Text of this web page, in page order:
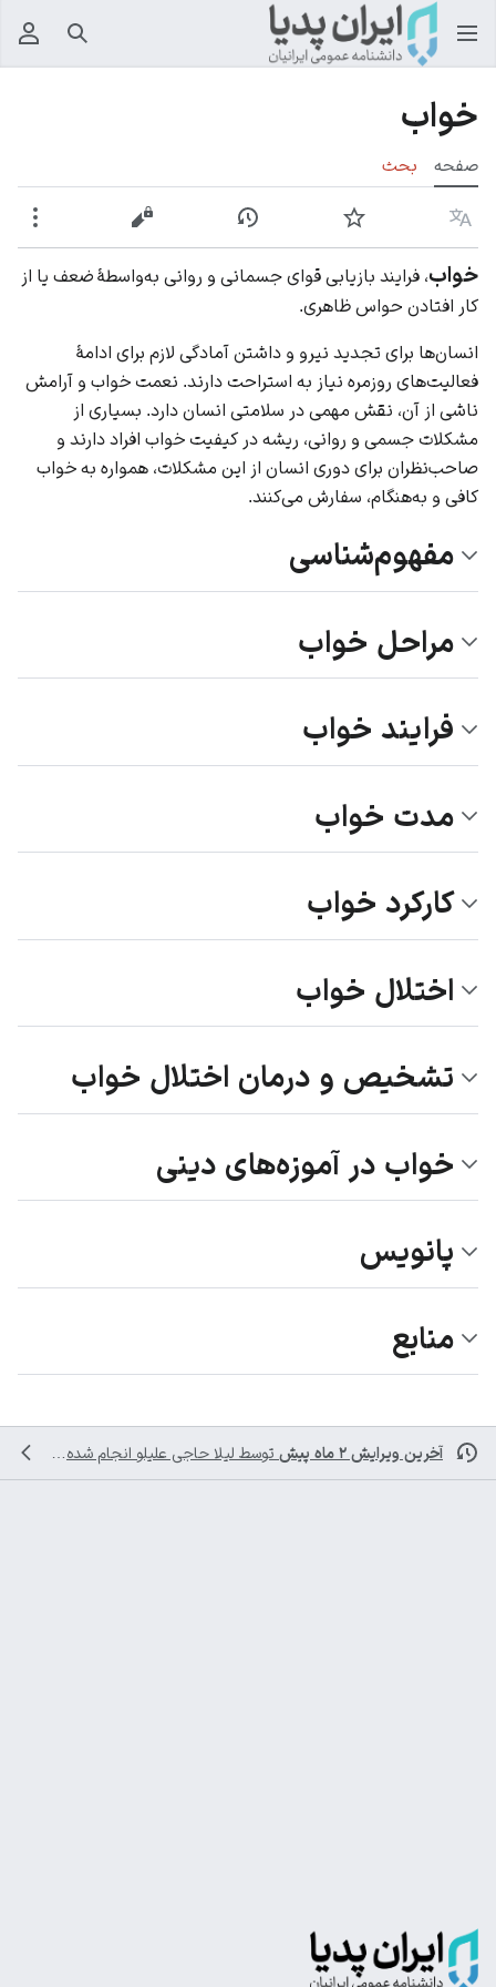
جستجو
خواب
صفحه بحث
زبان پیگیری نمایش تاریخچهنمایش مبدأ
خواب، فرایند بازیابی قوای جسمانی و روانی به‌واسطهٔ ضعف یا از
کار افتادن حواس ظاهری.
انسان‌ها برای تجدید نیرو و داشتن آمادگی لازم برای ادامهٔ
فعالیت‌های روزمره نیاز به استراحت دارند. نعمت خواب و آرامش
ناشی از آن، نقش مهمی در سلامتی انسان دارد. بسیاری از
مشکلات جسمی و روانی، ریشه در کیفیت خواب افراد دارند و
صاحب‌نظران برای دوری انسان از این مشکلات، همواره به خواب
کافی و به‌هنگام، سفارش می‌کنند.
مفهوم‌شناسی
مراحل خواب
فرایند خواب
مدت خواب
کارکرد خواب
اختلال خواب
تشخیص و درمان اختلال خواب
خواب در آموزه‌های دینی
پانویس
منابع
آخرین ویرایش ۲ ماه پیش توسط لیلا حاجی علیلو انجام شده است